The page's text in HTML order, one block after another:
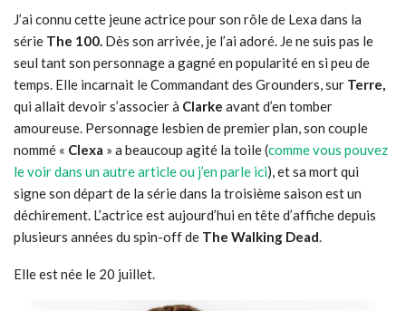
J’ai connu cette jeune actrice pour son rôle de Lexa dans la
série The 100. Dès son arrivée, je l’ai adoré. Je ne suis pas le
seul tant son personnage a gagné en popularité en si peu de
temps. Elle incarnait le Commandant des Grounders, sur Terre,
qui allait devoir s’associer à Clarke avant d’en tomber
amoureuse. Personnage lesbien de premier plan, son couple
nommé « Clexa » a beaucoup agité la toile (comme vous pouvez
le voir dans un autre article ou j’en parle ici), et sa mort qui
signe son départ de la série dans la troisième saison est un
déchirement. L’actrice est aujourd’hui en tête d’affiche depuis
plusieurs années du spin-off de The Walking Dead.
Elle est née le 20 juillet.